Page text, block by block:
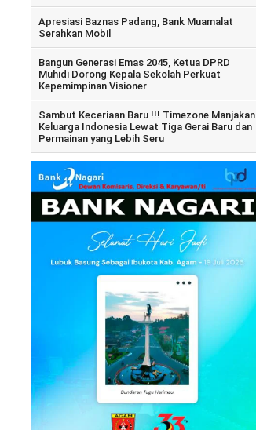
Apresiasi Baznas Padang, Bank Muamalat
Serahkan Mobil
Bangun Generasi Emas 2045, Ketua DPRD
Muhidi Dorong Kepala Sekolah Perkuat
Kepemimpinan Visioner
Sambut Keceriaan Baru !!! Timezone Manjakan
Keluarga Indonesia Lewat Tiga Gerai Baru dan
Permainan yang Lebih Seru